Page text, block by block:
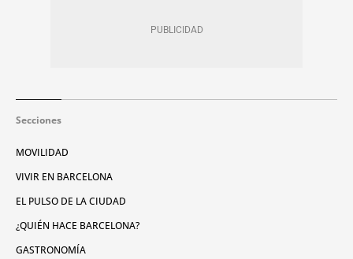
Secciones
MOVILIDAD
VIVIR EN BARCELONA
EL PULSO DE LA CIUDAD
¿QUIÉN HACE BARCELONA?
GASTRONOMÍA